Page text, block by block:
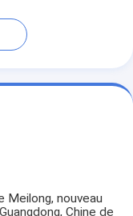
Meilong, nouveau
Chine de